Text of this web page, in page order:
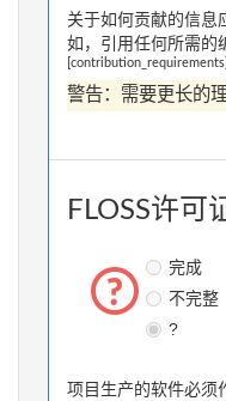
关于如何贡献的信息
如，引用任何所需的
[contribution_requirements]
警告：需要更长的理
FLOSS许可
完成
不完整
?
项目生产的软件必须